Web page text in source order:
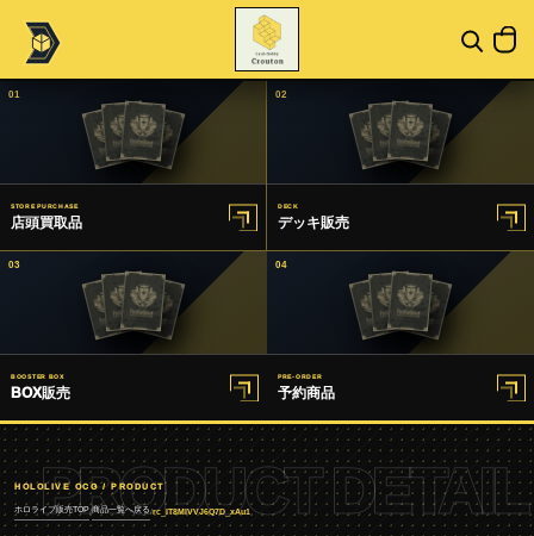
01
STORE PURCHASE
店頭買取品
02
DECK
デッキ販売
03
BOOSTER BOX
BOX販売
04
PRE-ORDER
予約商品
PRODUCT DETAIL
HOLOLIVE OCG / PRODUCT
ホロライブ販売TOP/商品一覧へ戻る/rc_IT8MIVVJ6Q7D_xAu1